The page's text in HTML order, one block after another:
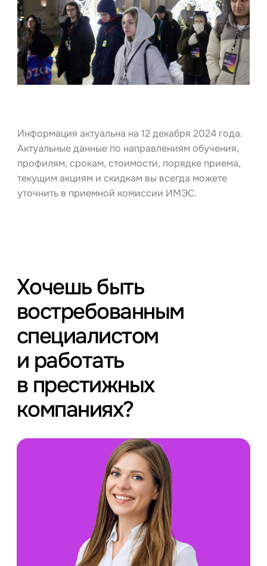
Информация актуальна на 12 декабря 2024 года.
Актуальные данные по направлениям обучения,
профилям, срокам, стоимости, порядке приема,
текущим акциям и скидкам вы всегда можете
уточнить в приемной комиссии ИМЭС.
Хочешь быть
востребованным
специалистом
и работать
в престижных
компаниях?